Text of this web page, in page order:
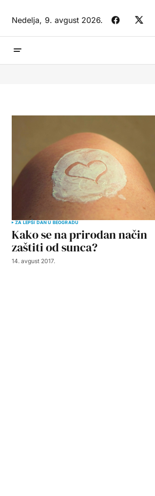
Nedelja,9. avgust 2026.
ZA LEPŠI DAN U BEOGRADU
Kako se na prirodan način
zaštiti od sunca?
14. avgust 2017.